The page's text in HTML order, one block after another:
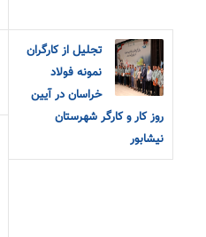
تجلیل از کارگران
نمونه فولاد
خراسان در آیین
روز کار و کارگر شهرستان
نیشابور